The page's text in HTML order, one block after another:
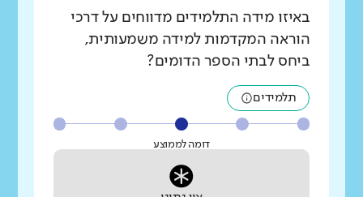
באיזו מידה התלמידים מדווחים על דרכי
הוראה המקדמות למידה משמעותית,
ביחס לבתי הספר הדומים?
תלמידים
דומה לממוצע